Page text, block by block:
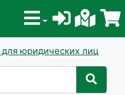
юридических лиц